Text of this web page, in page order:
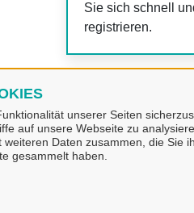
unserer Seiten
auf unsere Webseite zu
Daten zusammen, die Sie
gesammelt haben.
Sie sich schnell
registrieren.
Fachbereich III -
Soziales